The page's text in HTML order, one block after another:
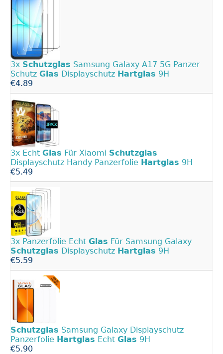
3x Schutzglas Samsung Galaxy A17 5G Panzer
Schutz Glas Displayschutz Hartglas 9H
€4.89
3x Echt Glas Für Xiaomi Schutzglas
Displayschutz Handy Panzerfolie Hartglas 9H
€5.49
3x Panzerfolie Echt Glas Für Samsung Galaxy
Schutzglas Displayschutz Hartglas 9H
€5.59
Schutzglas Samsung Galaxy Displayschutz
Panzerfolie Hartglas Echt Glas 9H
€5.90